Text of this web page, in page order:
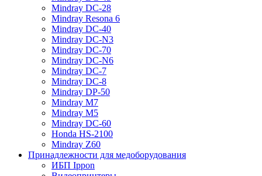
Mindray DC-28
Mindray Resona 6
Mindray DC-40
Mindray DC-N3
Mindray DC-70
Mindray DC-N6
Mindray DC-7
Mindray DC-8
Mindray DP-50
Mindray M7
Mindray M5
Mindray DC-60
Honda HS-2100
Mindray Z60
Принадлежности для медоборудования
ИБП Ippon